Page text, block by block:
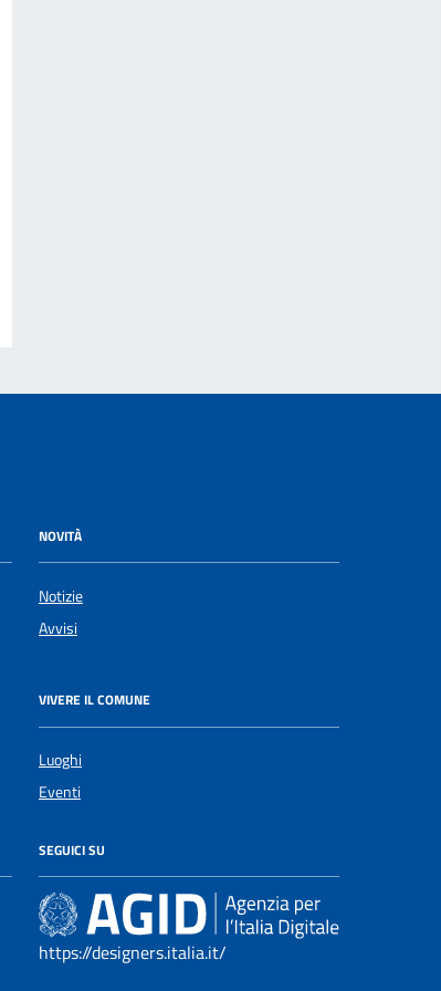
NOVITÀ
Notizie
Avvisi
VIVERE IL COMUNE
Luoghi
Eventi
SEGUICI SU
https://designers.italia.it/